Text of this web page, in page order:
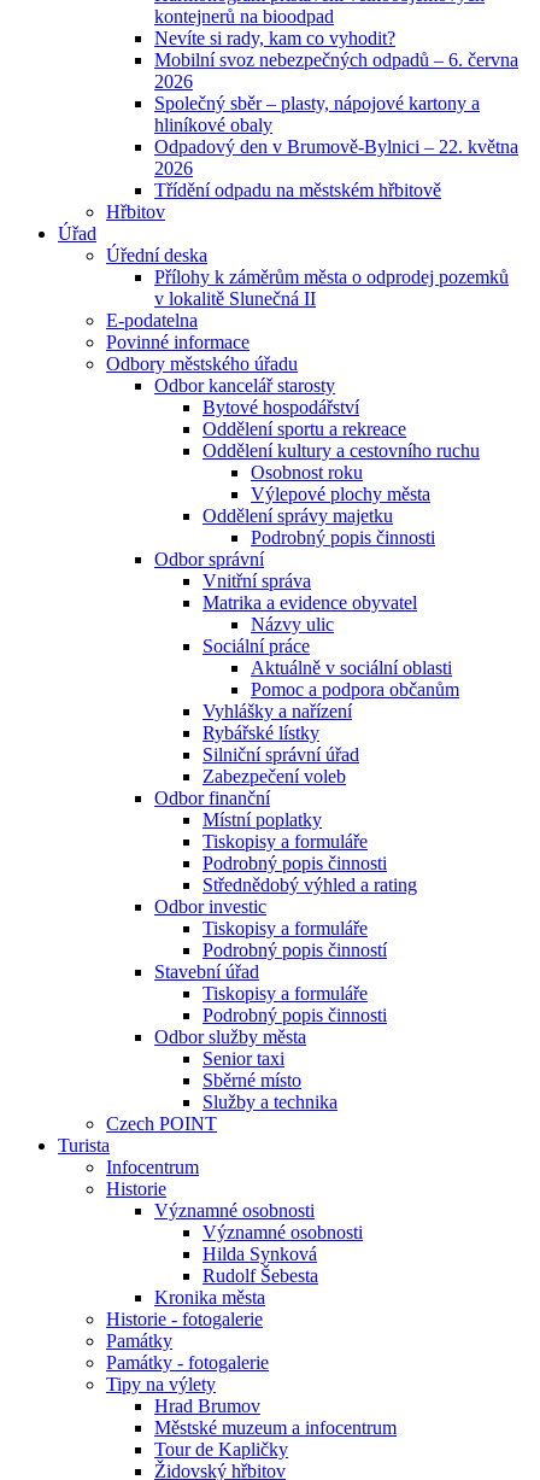
kontejnerů na bioodpad
Nevíte si rady, kam co vyhodit?
Mobilní svoz nebezpečných odpadů – 6. června
2026
Společný sběr – plasty, nápojové kartony a
hliníkové obaly
Odpadový den v Brumově-Bylnici – 22. května
2026
Třídění odpadu na městském hřbitově
Hřbitov
Úřad
Úřední deska
Přílohy k záměrům města o odprodej pozemků
v lokalitě Slunečná II
E-podatelna
Povinné informace
Odbory městského úřadu
Odbor kancelář starosty
Bytové hospodářství
Oddělení sportu a rekreace
Oddělení kultury a cestovního ruchu
Osobnost roku
Výlepové plochy města
Oddělení správy majetku
Podrobný popis činnosti
Odbor správní
Vnitřní správa
Matrika a evidence obyvatel
Názvy ulic
Sociální práce
Aktuálně v sociální oblasti
Pomoc a podpora občanům
Vyhlášky a nařízení
Rybářské lístky
Silniční správní úřad
Zabezpečení voleb
Odbor finanční
Místní poplatky
Tiskopisy a formuláře
Podrobný popis činnosti
Střednědobý výhled a rating
Odbor investic
Tiskopisy a formuláře
Podrobný popis činností
Stavební úřad
Tiskopisy a formuláře
Podrobný popis činnosti
Odbor služby města
Senior taxi
Sběrné místo
Služby a technika
Czech POINT
Turista
Infocentrum
Historie
Významné osobnosti
Významné osobnosti
Hilda Synková
Rudolf Šebesta
Kronika města
Historie - fotogalerie
Památky
Památky - fotogalerie
Tipy na výlety
Hrad Brumov
Městské muzeum a infocentrum
Tour de Kapličky
Židovský hřbitov